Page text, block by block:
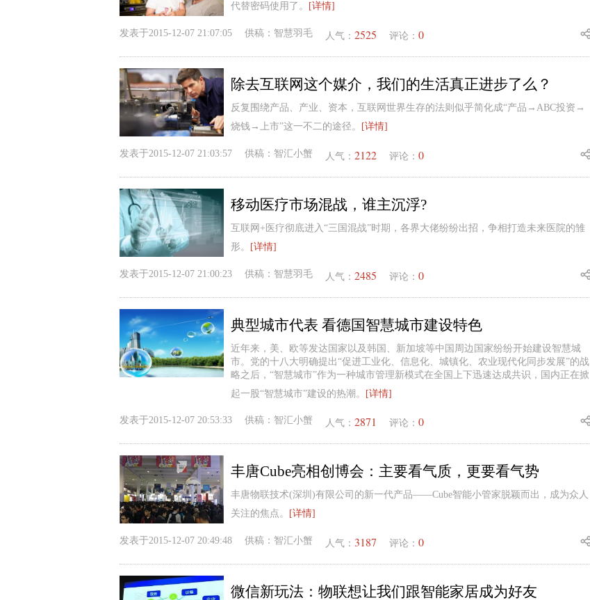
代替密码使用了。
[详情]
发表于2015-12-07 21:07:05 供稿： 智慧羽毛 人气： 2525 评论： 0
除去互联网这个媒介，我们的生活真正进步了么？
反复围绕产品、产业、资本，互联网世界生存的法则似乎简化成“产品→ABC投资→
烧钱→上市”这一不二的途径。
[详情]
发表于2015-12-07 21:03:57 供稿： 智汇小蟹 人气： 2122 评论： 0
移动医疗市场混战，谁主沉浮?
互联网+医疗彻底进入“三国混战”时期，各界大佬纷纷出招，争相打造未来医院的雏
形。
[详情]
发表于2015-12-07 21:00:23 供稿： 智慧羽毛 人气： 2485 评论： 0
典型城市代表 看德国智慧城市建设特色
近年来，美、欧等发达国家以及韩国、新加坡等中国周边国家纷纷开始建设智慧城
市。党的十八大明确提出“促进工业化、信息化、城镇化、农业现代化同步发展”的战
略之后，“智慧城市”作为一种城市管理新模式在全国上下迅速达成共识，国内正在掀
起一股“智慧城市”建设的热潮。
[详情]
发表于2015-12-07 20:53:33 供稿： 智汇小蟹 人气： 2871 评论： 0
丰唐Cube亮相创博会：主要看气质，更要看气势
丰唐物联技术(深圳)有限公司的新一代产品——Cube智能小管家脱颖而出，成为众人
关注的焦点。
[详情]
发表于2015-12-07 20:49:48 供稿： 智汇小蟹 人气： 3187 评论： 0
微信新玩法：物联想让我们跟智能家居成为好友